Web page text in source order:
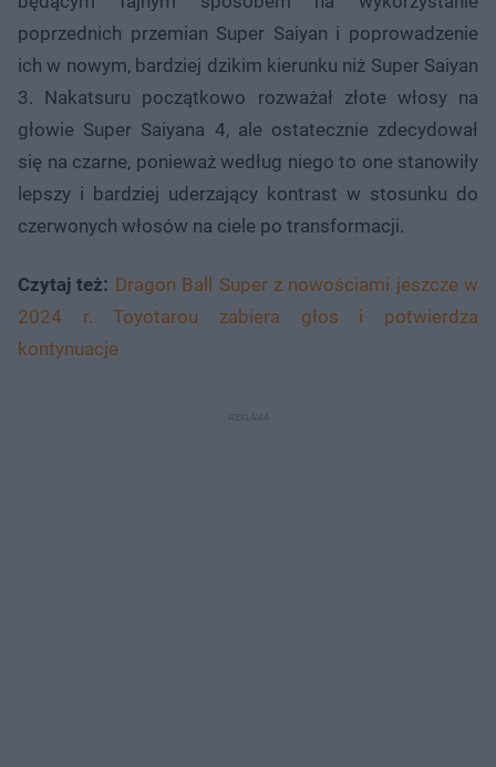
poprzednich przemian Super Saiyan i poprowadzenie
ich w nowym, bardziej dzikim kierunku niż Super Saiyan
3. Nakatsuru początkowo rozważał złote włosy na
głowie Super Saiyana 4, ale ostatecznie zdecydował
się na czarne, ponieważ według niego to one stanowiły
lepszy i bardziej uderzający kontrast w stosunku do
czerwonych włosów na ciele po transformacji.
Czytaj też: Dragon Ball Super z nowościami jeszcze w
2024 r. Toyotarou zabiera głos i potwierdza
kontynuacje